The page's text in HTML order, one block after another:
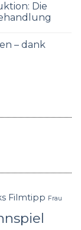
Die
– dank
Filmtipp Frau